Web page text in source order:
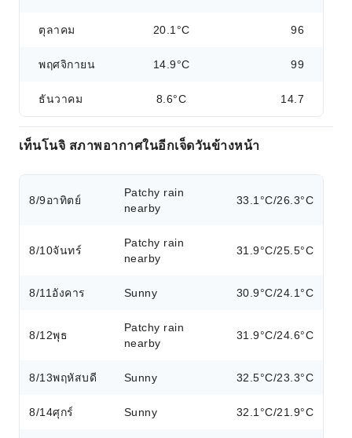
ตุลาคม 20.1°C 96
พฤศจิกายน 14.9°C 99
ธันวาคม 8.6°C 14.7
เท็นโนจิ สภาพอากาศในอีกเจ็ดวันข้างหน้า
8/9อาทิตย์
Patchy rain
nearby
33.1°C/26.3°C
8/10จันทร์
Patchy rain
nearby
31.9°C/25.5°C
8/11 อังคาร Sunny 30.9°C/24.1°C
8/12พุธ
Patchy rain
nearby
31.9°C/24.6°C
8/13พฤหัสบดี Sunny 32.5°C/23.3°C
8/14ศุกร์ Sunny 32.1°C/21.9°C